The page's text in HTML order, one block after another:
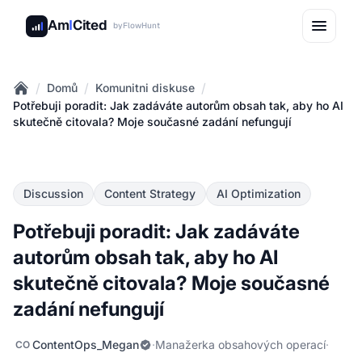
AmICited byFlowHunt
Home
/ Domů / Komunitni diskuse /
Potřebuji poradit: Jak zadáváte autorům obsah tak, aby ho AI
skutečně citovala? Moje současné zadání nefungují
Discussion Content Strategy AI Optimization
Potřebuji poradit: Jak zadáváte
autorům obsah tak, aby ho AI
skutečně citovala? Moje současné
zadání nefungují
CO ContentOps_Megan ·Manažerka obsahových operací·